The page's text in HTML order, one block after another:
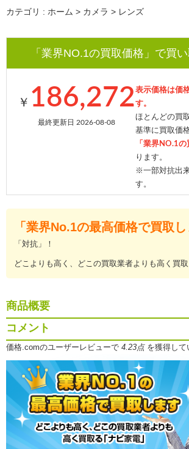
カテゴリ : ホーム > カメラ > レンズ
「業界NO.1の買取価格」で買い
￥ 186,272
最終更新日 2026-08-08
表示価格は価
す。
ほとんどの買
基準に買取価
「業界NO.1の
ります。
※一部対抗出
す。
「業界No.1の最高価格で買取し
「対抗」！
どこよりも高く、どこの買取業者よりも高く買取
商品概要
コメント
価格.comのユーザーレビューで 4.23点を獲得して